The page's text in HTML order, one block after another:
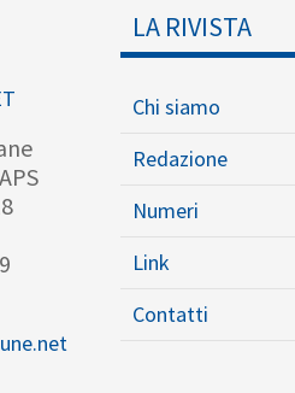
LA RIVISTA
Chi siamo
Redazione
Numeri
Link
Contatti